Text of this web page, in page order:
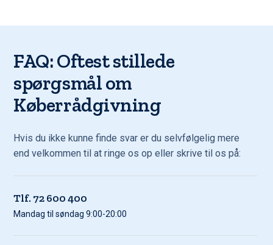
FAQ: Oftest stillede
spørgsmål om
Køberrådgivning
Hvis du ikke kunne finde svar er du selvfølgelig mere
end velkommen til at ringe os op eller skrive til os på:
Tlf. 72 600 400
Mandag til søndag 9:00-20:00